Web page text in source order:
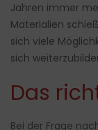
Jahren immer
Materialien
sich viele
sich
Das
Bei der Frage